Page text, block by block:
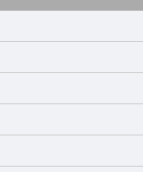
降临，跟生活中
加复杂罢了。晚
，它包括从一代
观和信念。晚安!